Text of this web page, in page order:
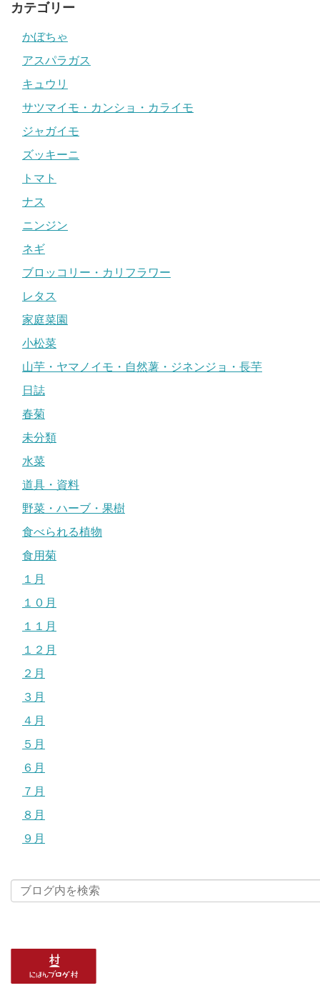
カテゴリー
かぼちゃ
アスパラガス
キュウリ
サツマイモ・カンショ・カライモ
ジャガイモ
ズッキーニ
トマト
ナス
ニンジン
ネギ
ブロッコリー・カリフラワー
レタス
家庭菜園
小松菜
山芋・ヤマノイモ・自然薯・ジネンジョ・長芋
日誌
春菊
未分類
水菜
道具・資料
野菜・ハーブ・果樹
食べられる植物
食用菊
１月
１０月
１１月
１２月
２月
３月
４月
５月
６月
７月
８月
９月